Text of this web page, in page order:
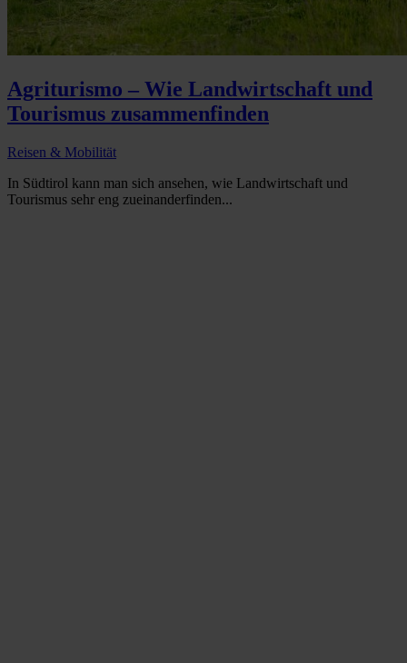
Agriturismo – Wie Landwirtschaft und
Tourismus zusammenfinden
Reisen & Mobilität
In Südtirol kann man sich ansehen, wie Landwirtschaft und
Tourismus sehr eng zueinanderfinden...